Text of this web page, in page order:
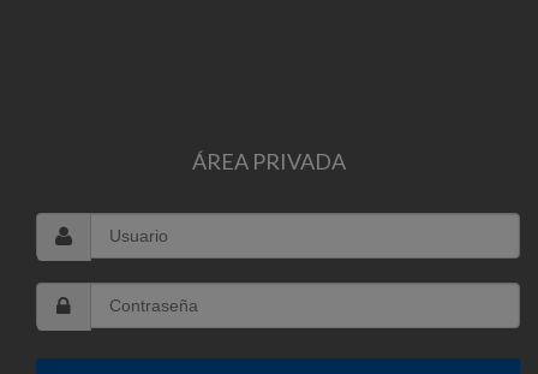
ÁREA PRIVADA